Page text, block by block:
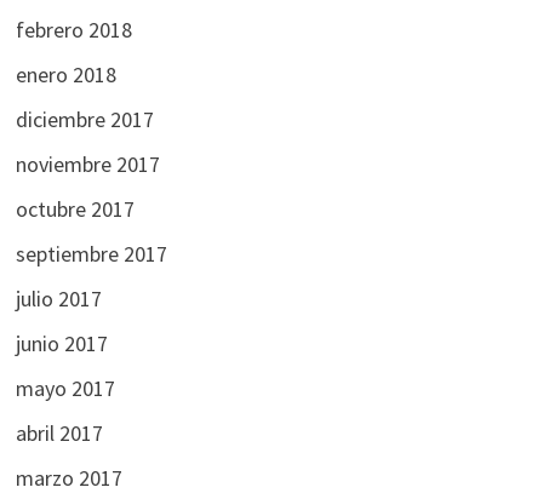
febrero 2018
enero 2018
diciembre 2017
noviembre 2017
octubre 2017
septiembre 2017
julio 2017
junio 2017
mayo 2017
abril 2017
marzo 2017